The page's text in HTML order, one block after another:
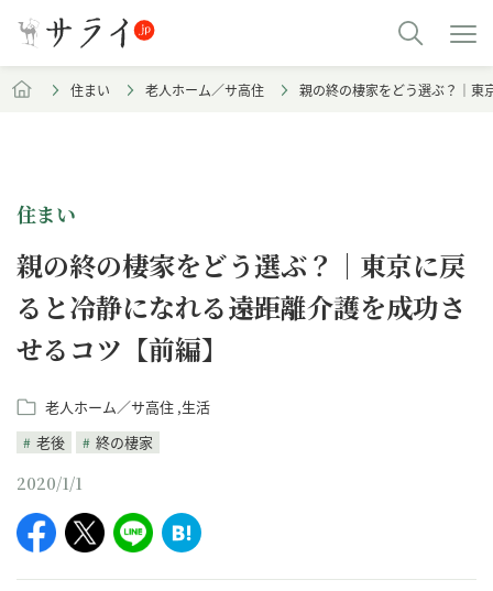
住まい 老人ホーム／サ高住 親の終の棲家をどう選ぶ？｜
住まい
親の終の棲家をどう選ぶ？｜東京に戻
ると冷静になれる――遠距離介護を成功さ
せるコツ【前編】
老人ホーム／サ高住 生活
老後
終の棲家
2020/1/1